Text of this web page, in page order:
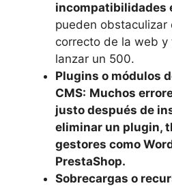
incompatibilidades
pueden obstaculizar
correcto de la web y
lanzar un 500.
Plugins o módulos
CMS: Muchos
justo después de
eliminar un plugin,
gestores como
PrestaShop.
Sobrecargas o